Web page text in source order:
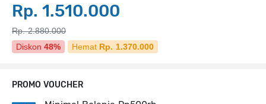
Rp. 1.510.000
Rp. 2.880.000
Diskon 48% Hemat Rp. 1.370.000
PROMO VOUCHER